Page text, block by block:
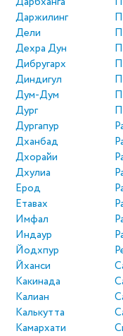
Даржилинг
Дели
Дехра Дун
Дибругарх
Диндигул
Дум-Дум
Дург
Дургапур
Дханбад
Дхорайи
Дхулиа
Ерод
Етавах
Имфал
Индаур
Йодхпур
Йханси
Какинада
Калиан
Калькутта
Камархати